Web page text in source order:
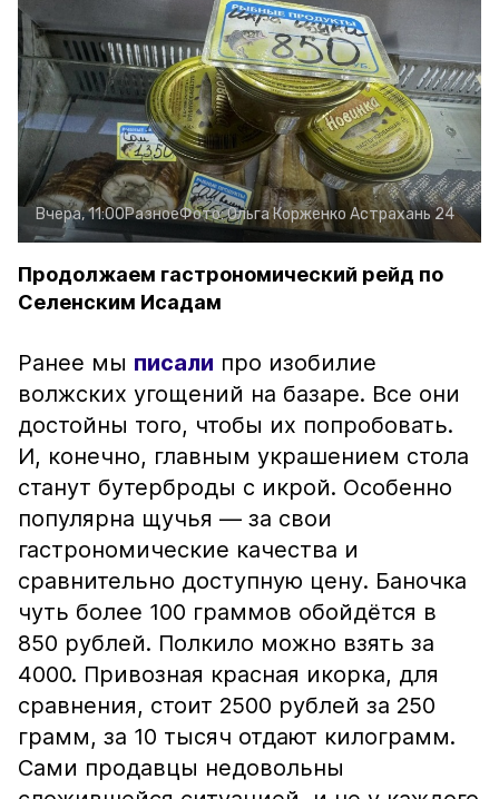
Вчера, 11:00РазноеФото:Ольга Корженко Астрахань 24
Продолжаем гастрономический рейд по
Селенским Исадам
Ранее мы писали про изобилие
волжских угощений на базаре. Все они
достойны того, чтобы их попробовать.
И, конечно, главным украшением стола
станут бутерброды с икрой. Особенно
популярна щучья — за свои
гастрономические качества и
сравнительно доступную цену. Баночка
чуть более 100 граммов обойдётся в
850 рублей. Полкило можно взять за
4000. Привозная красная икорка, для
сравнения, стоит 2500 рублей за 250
грамм, за 10 тысяч отдают килограмм.
Сами продавцы недовольны